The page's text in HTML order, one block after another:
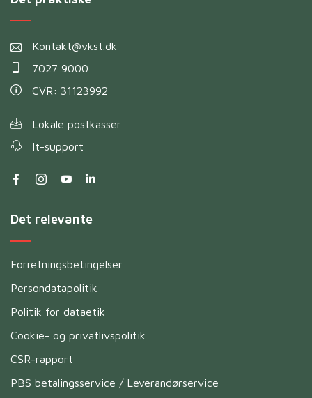
Kontakt@vkst.dk
7027 9000
CVR: 31123992
Lokale postkasser
It-support
Det relevante
Forretningsbetingelser
Persondatapolitik
Politik for dataetik
Cookie- og privatlivspolitik
CSR-rapport
PBS betalingsservice / Leverandørservice